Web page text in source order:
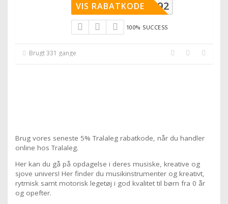
RL9Q0892
VIS RABATKODE
100% SUCCESS
Brugt 331 gange
Brug vores seneste 5% Tralaleg rabatkode, når du handler
online hos Tralaleg.
Her kan du gå på opdagelse i deres musiske, kreative og
sjove univers! Her finder du musikinstrumenter og kreativt,
rytmisk samt motorisk legetøj i god kvalitet til børn fra 0 år
og opefter.